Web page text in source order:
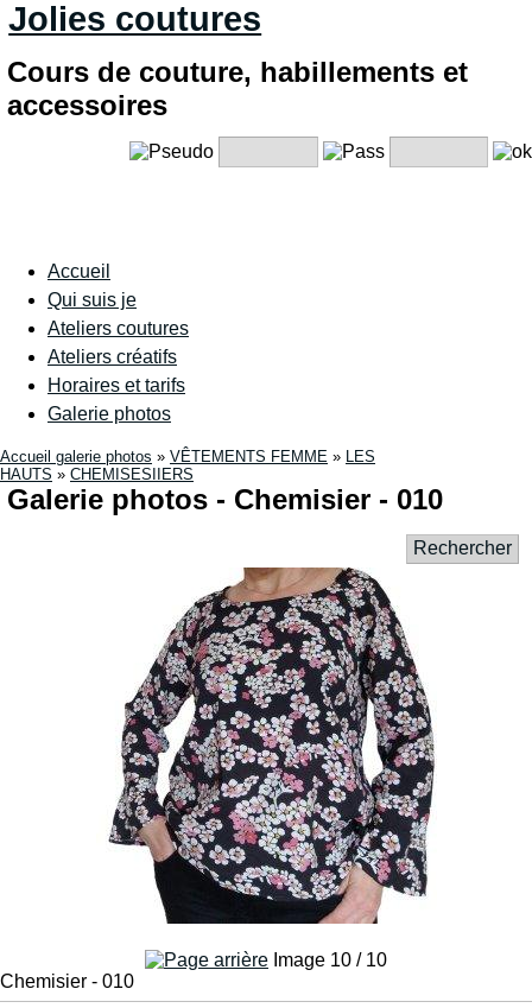
Jolies coutures
Cours de couture, habillements et
accessoires
Accueil
Qui suis je
Ateliers coutures
Ateliers créatifs
Horaires et tarifs
Galerie photos
Accueil galerie photos » VÊTEMENTS FEMME » LES
HAUTS » CHEMISESIIERS
Galerie photos - Chemisier - 010
Rechercher
Image 10 / 10
Chemisier - 010